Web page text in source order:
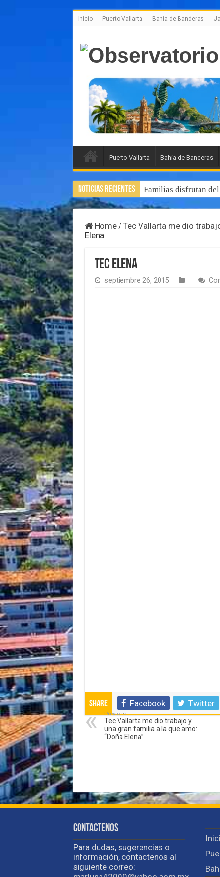
Inicio Puerto Vallarta Bahía de Banderas
Puerto Vallarta Bahía de Banderas
Noticias Recientes Familias disfrutan
Home/Tec Vallarta me dio
Elena
Tec Elena
septiembre 26, 2015
Share Facebook Twitter
Previous
Tec Vallarta me dio trabajo y
una gran familia a la que amo:
“Doña Elena”
Contactenos
Para dudas, sugerencias o
información, contactenos al
siguiente correo: